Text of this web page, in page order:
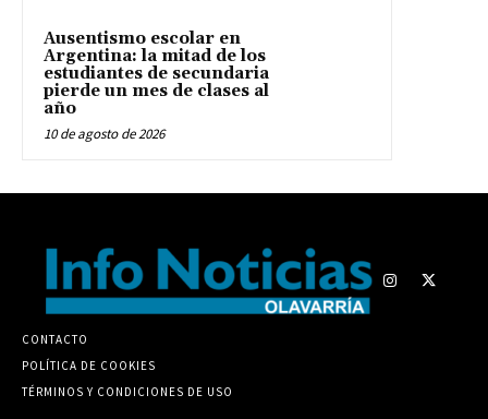
Ausentismo escolar en
Argentina: la mitad de los
estudiantes de secundaria
pierde un mes de clases al
año
10 de agosto de 2026
CONTACTO
POLÍTICA DE COOKIES
TÉRMINOS Y CONDICIONES DE USO